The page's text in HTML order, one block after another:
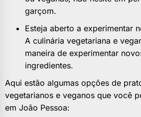
garçom.
Esteja aberto a experimentar
A culinária vegetariana e
maneira de experimentar
ingredientes.
Aqui estão algumas opções de
vegetarianos e veganos que você
em João Pessoa: